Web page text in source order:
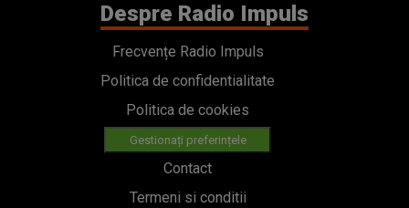
Despre Radio Impuls
Frecvențe Radio Impuls
Politica de confidentialitate
Politica de cookies
Gestionați preferințele
Contact
Termeni si conditii